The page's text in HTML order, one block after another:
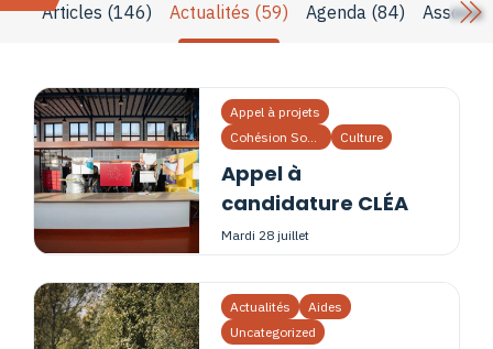
Articles (146) Actualités (59) Agenda (84)
Appel à projets
Cohésion Sociale
Culture
Appel à
candidature CLÉA
mardi 28 juillet
Actualités
Aides
Uncategorized